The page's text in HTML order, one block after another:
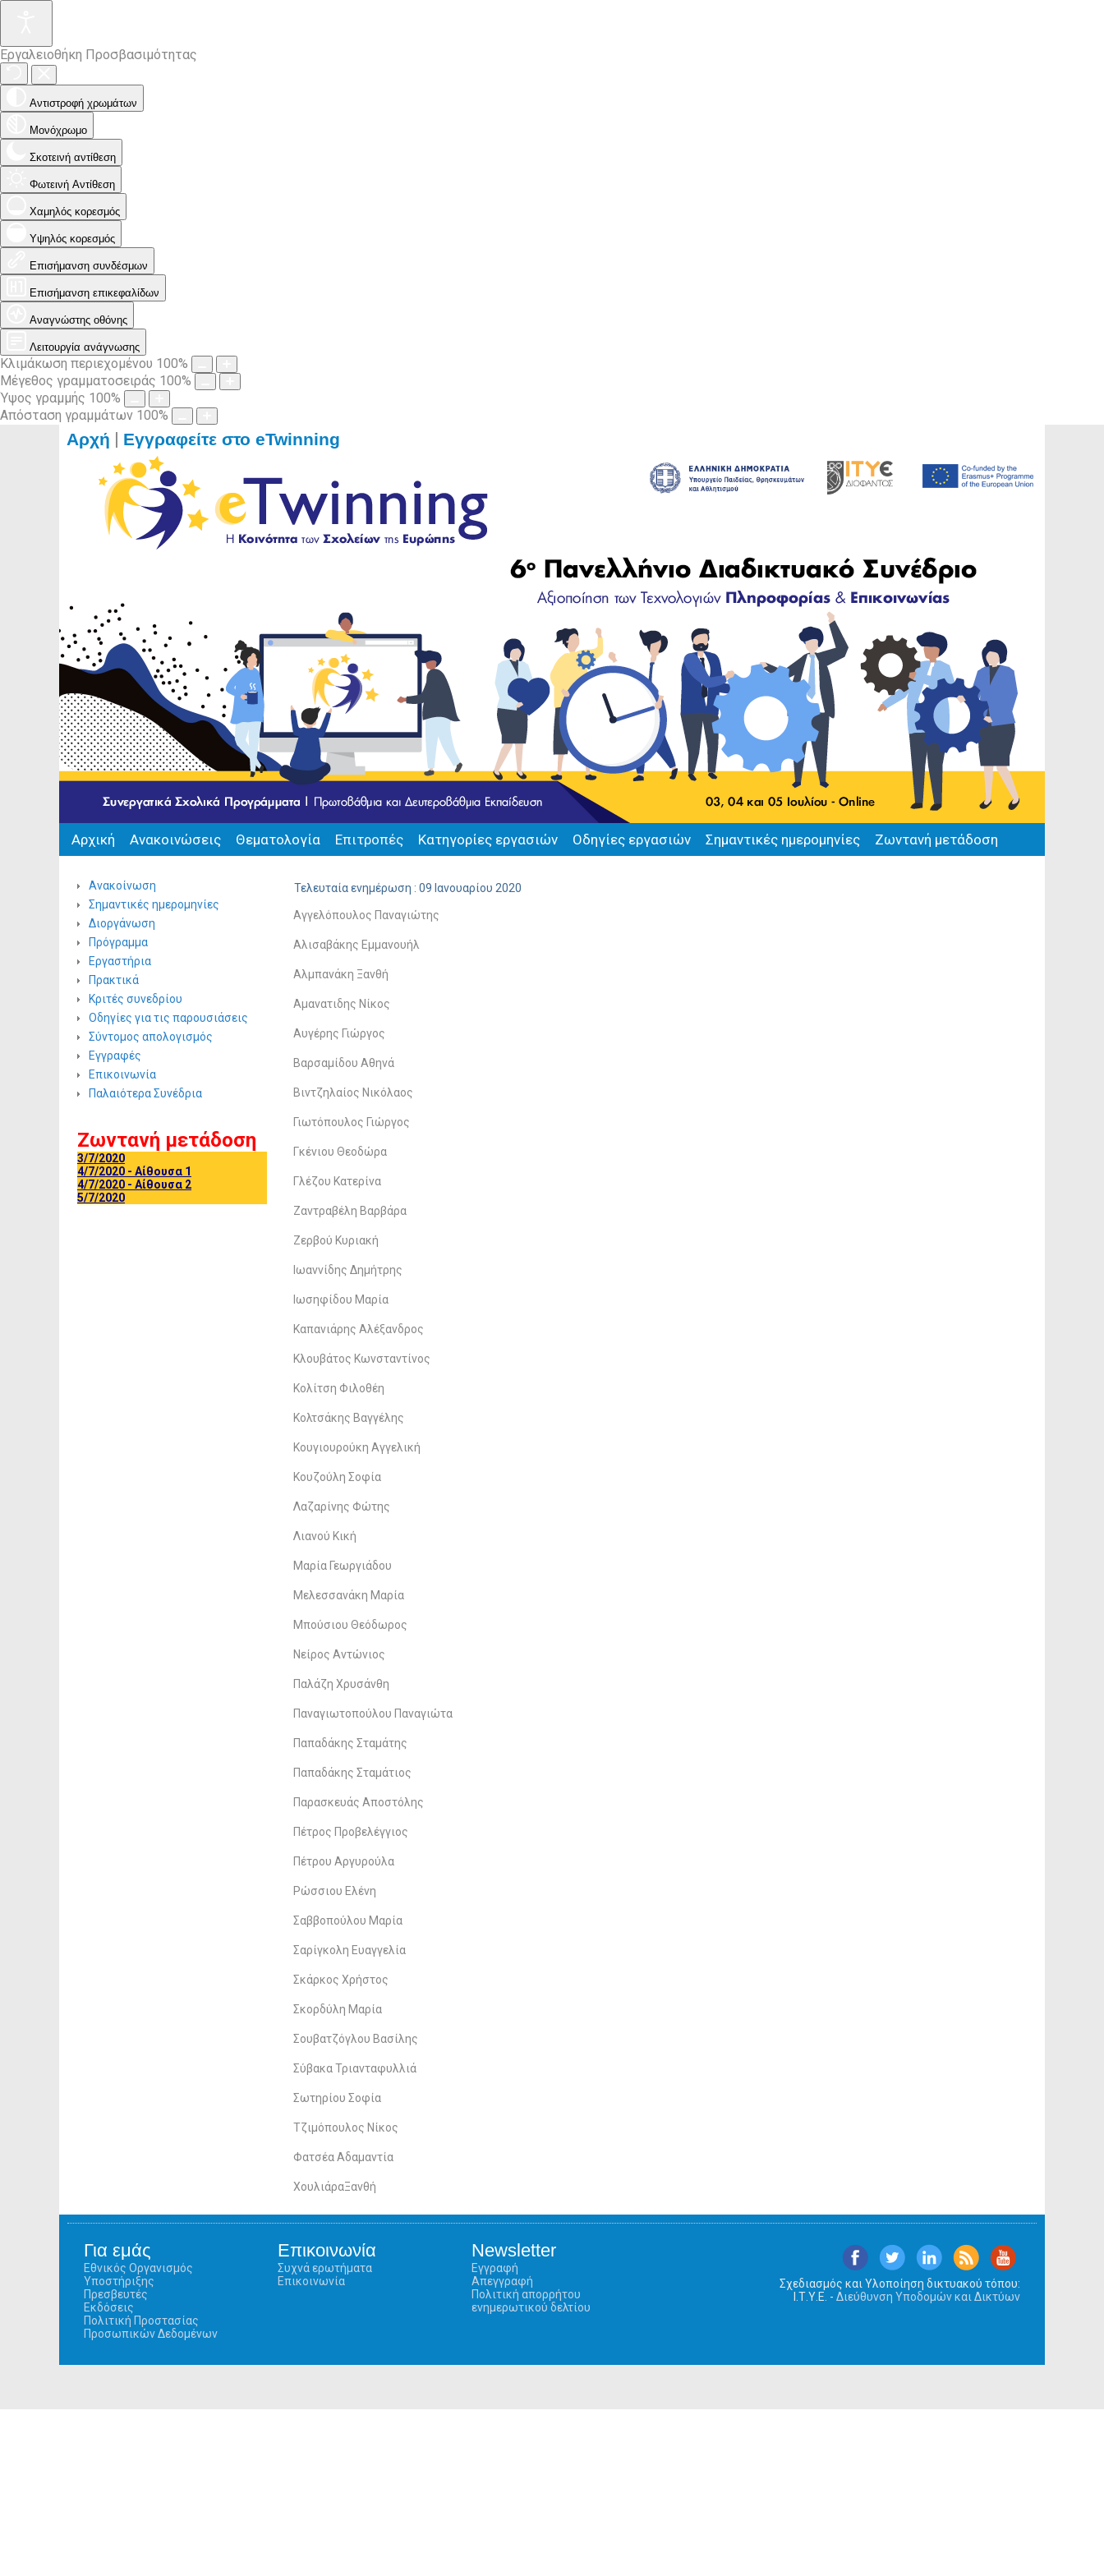
Εργαλειοθήκη Προσβασιμότητας
Αντιστροφή χρωμάτων
Μονόχρωμο
Σκοτεινή αντίθεση
Φωτεινή Αντίθεση
Χαμηλός κορεσμός
Υψηλός κορεσμός
Επισήμανση συνδέσμων
Επισήμανση επικεφαλίδων
Αναγνώστης οθόνης
Λειτουργία ανάγνωσης
Κλιμάκωση περιεχομένου 100%
Μέγεθος γραμματοσειράς 100%
Ύψος γραμμής 100%
Απόσταση γραμμάτων 100%
Αρχή | Εγγραφείτε στο eTwinning
Αρχική Ανακοινώσεις Θεματολογία Επιτροπές Κατηγορίες εργασιών Οδηγίες εργασιών Σημαντικές ημερομηνίες Ζωντανή μετάδοση
Ανακοίνωση
Σημαντικές ημερομηνίες
Διοργάνωση
Πρόγραμμα
Εργαστήρια
Πρακτικά
Κριτές συνεδρίου
Οδηγίες για τις παρουσιάσεις
Σύντομος απολογισμός
Εγγραφές
Επικοινωνία
Παλαιότερα Συνέδρια
Ζωντανή μετάδοση
3/7/2020
4/7/2020 - Αίθουσα 1
4/7/2020 - Αίθουσα 2
5/7/2020
Τελευταία ενημέρωση : 09 Ιανουαρίου 2020
Αγγελόπουλος Παναγιώτης
Αλισαβάκης Εμμανουήλ
Αλμπανάκη Ξανθή
Αμανατιδης Νίκος
Αυγέρης Γιώργος
Βαρσαμίδου Αθηνά
Βιντζηλαίος Νικόλαος
Γιωτόπουλος Γιώργος
Γκένιου Θεοδώρα
Γλέζου Κατερίνα
Ζαντραβέλη Βαρβάρα
Ζερβού Κυριακή
Ιωαννίδης Δημήτρης
Ιωσηφίδου Μαρία
Καπανιάρης Αλέξανδρος
Κλουβάτος Κωνσταντίνος
Κολίτση Φιλοθέη
Κολτσάκης Βαγγέλης
Κουγιουρούκη Αγγελική
Κουζούλη Σοφία
Λαζαρίνης Φώτης
Λιανού Κική
Μαρία Γεωργιάδου
Μελεσσανάκη Μαρία
Μπούσιου Θεόδωρος
Νείρος Αντώνιος
Παλάζη Χρυσάνθη
Παναγιωτοπούλου Παναγιώτα
Παπαδάκης Σταμάτης
Παπαδάκης Σταμάτιος
Παρασκευάς Αποστόλης
Πέτρος Προβελέγγιος
Πέτρου Αργυρούλα
Ρώσσιου Ελένη
Σαββοπούλου Μαρία
Σαρίγκολη Ευαγγελία
Σκάρκος Χρήστος
Σκορδύλη Μαρία
Σουβατζόγλου Βασίλης
Σύβακα Τριανταφυλλιά
Σωτηρίου Σοφία
Τζιμόπουλος Νίκος
Φατσέα Αδαμαντία
ΧουλιάραΞανθή
Για εμάς
Εθνικός Οργανισμός
Υποστήριξης
Πρεσβευτές
Εκδόσεις
Πολιτική Προστασίας
Προσωπικών Δεδομένων
Επικοινωνία
Συχνά ερωτήματα
Επικοινωνία
Newsletter
Εγγραφή
Απεγγραφή
Πολιτική απορρήτου
ενημερωτικού δελτίου
Σχεδιασμός και Υλοποίηση δικτυακού τόπου:
Ι.Τ.Υ.Ε. - Διεύθυνση Υποδομών και Δικτύων